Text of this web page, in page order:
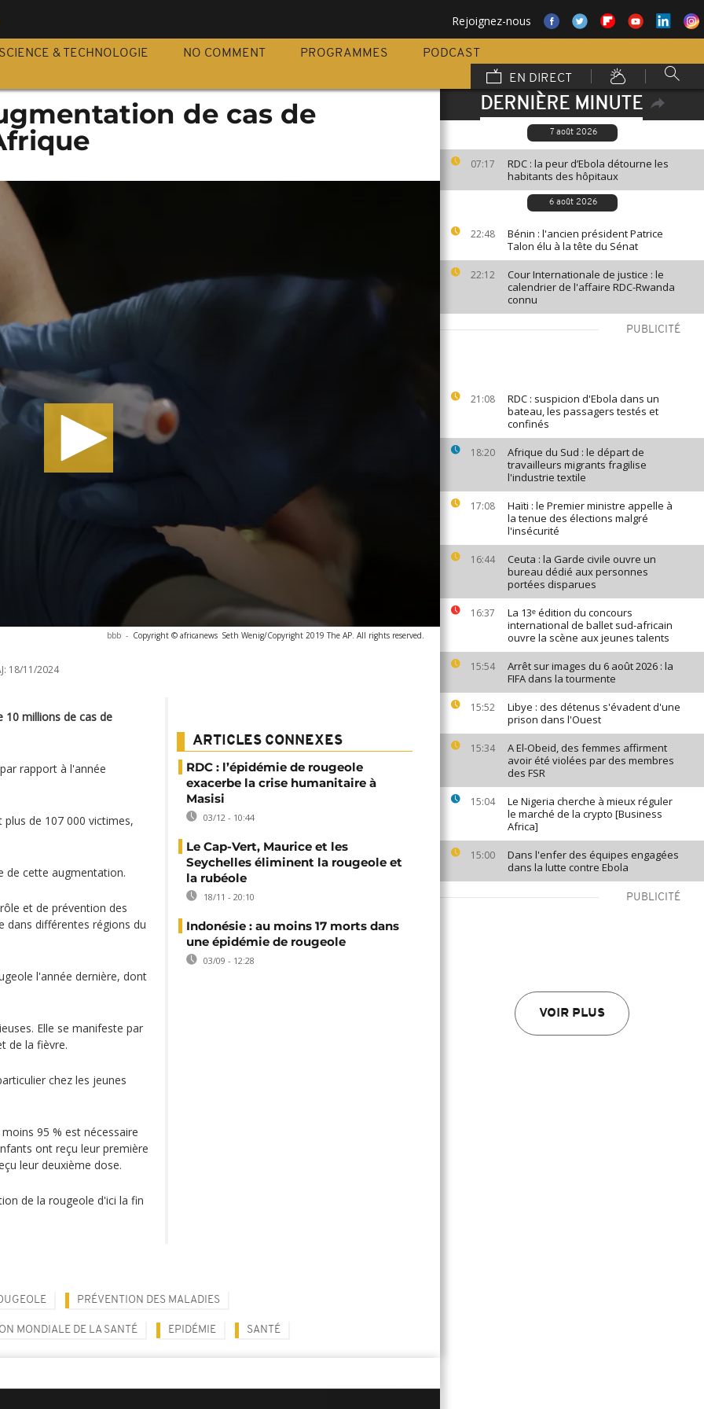
Rejoignez-nous
SCIENCE & TECHNOLOGIE NO COMMENT PROGRAMMES
PODCAST
EN DIRECT
DERNIÈRE MINUTE
7 août 2026
07:17
RDC : la peur d’Ebola détourne les
habitants des hôpitaux
6 août 2026
22:48
Bénin : l'ancien président Patrice
Talon élu à la tête du Sénat
22:12
Cour Internationale de justice : le
calendrier de l'affaire RDC-Rwanda
connu
PUBLICITÉ
21:08
RDC : suspicion d'Ebola dans un
bateau, les passagers testés et
confinés
18:20
Afrique du Sud : le départ de
travailleurs migrants fragilise
l'industrie textile
17:08
Haïti : le Premier ministre appelle à
la tenue des élections malgré
l'insécurité
16:44
Ceuta : la Garde civile ouvre un
bureau dédié aux personnes
portées disparues
16:37
La 13ᵉ édition du concours
international de ballet sud-africain
ouvre la scène aux jeunes talents
15:54
Arrêt sur images du 6 août 2026 : la
FIFA dans la tourmente
15:52
Libye : des détenus s'évadent d'une
prison dans l'Ouest
15:34
A El-Obeid, des femmes affirment
avoir été violées par des membres
des FSR
15:04
Le Nigeria cherche à mieux réguler
le marché de la crypto [Business
Africa]
15:00
Dans l'enfer des équipes engagées
dans la lutte contre Ebola
PUBLICITÉ
VOIR PLUS
de cas de
bbb - Copyright © africanews Seth Wenig/Copyright 2019 The AP. All rights reserved.
18/11/2024
10 millions de cas de
rapport à l'année
de 107 000 victimes,
de cette augmentation.
et de prévention des
dans différentes régions du
l'année dernière, dont
Elle se manifeste par
de la fièvre.
chez les jeunes
95 % est nécessaire
ont reçu leur première
leur deuxième dose.
de la rougeole d'ici la fin
ARTICLES CONNEXES
RDC : l’épidémie de rougeole
exacerbe la crise humanitaire à
Masisi
03/12 - 10:44
Le Cap-Vert, Maurice et les
Seychelles éliminent la rougeole et
la rubéole
18/11 - 20:10
Indonésie : au moins 17 morts dans
une épidémie de rougeole
03/09 - 12:28
PRÉVENTION DES MALADIES
MONDIALE DE LA SANTÉ EPIDÉMIE SANTÉ